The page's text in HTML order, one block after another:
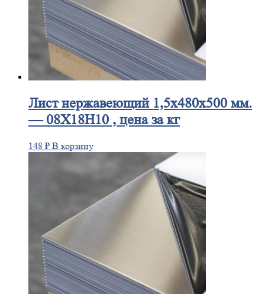
Листнержавеющий 1,5x480x500 мм.
— 08Х18Н10 , цена за кг
148 ₽ В корзину